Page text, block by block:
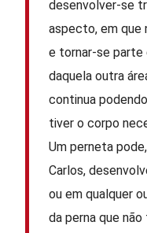
desenvolver-se
aspecto, em que
e tornar-se
daquela outra
continua
tiver o corpo
Um perneta
Carlos,
ou em qualquer
da perna que